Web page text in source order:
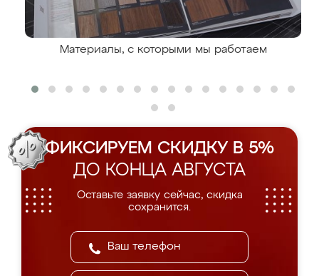
Материалы, с которыми мы работаем
ФИКСИРУЕМ СКИДКУ В 5%
ДО КОНЦА АВГУСТА
Оставьте заявку сейчас, скидка
сохранится.